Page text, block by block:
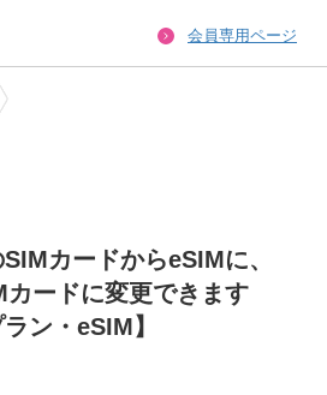
会員専用ページ
カードからeSIMに、
カードに変更できます
ン・eSIM】